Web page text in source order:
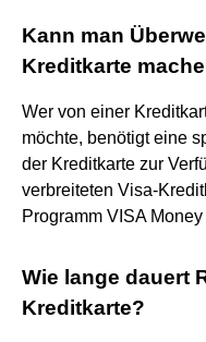
Kann man
Kreditkarte
Wer von einer
möchte, benötigt eine
der Kreditkarte zur
verbreiteten Visa-
Programm VISA Money
Wie lange dauert
Kreditkarte?